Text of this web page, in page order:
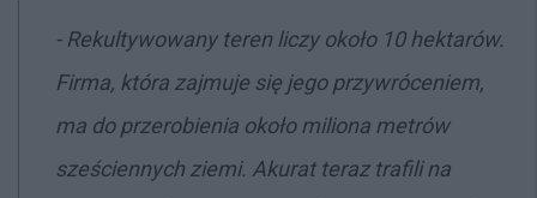
- Rekultywowany teren liczy około 10 hektarów.
Firma, która zajmuje się jego przywróceniem,
ma do przerobienia około miliona metrów
sześciennych ziemi. Akurat teraz trafili na